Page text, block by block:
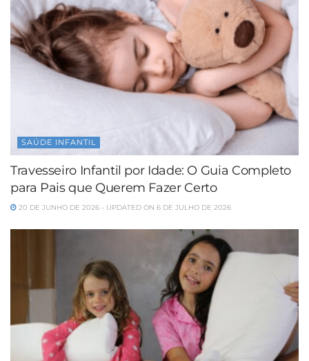
SAÚDE INFANTIL
Travesseiro Infantil por Idade: O Guia Completo
para Pais que Querem Fazer Certo
20 DE JUNHO DE 2026 - UPDATED ON 6 DE JULHO DE 2026